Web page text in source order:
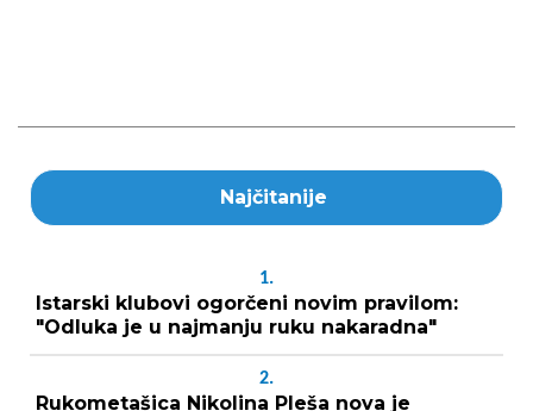
Najčitanije
1.
Istarski klubovi ogorčeni novim pravilom:
"Odluka je u najmanju ruku nakaradna"
2.
Rukometašica Nikolina Pleša nova je